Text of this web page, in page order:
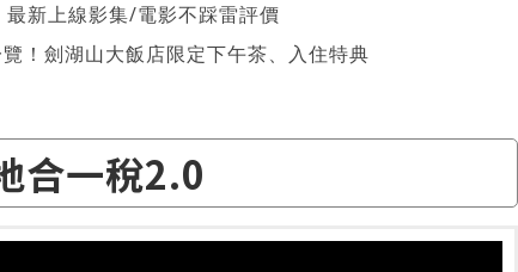
新上線影集/電影不踩雷評價
！劍湖山大飯店限定下午茶、入住特典
合一稅2.0